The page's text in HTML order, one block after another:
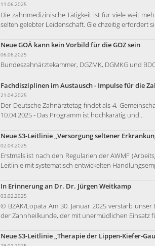
11.06.2025
Die zahnmedizinische Tätigkeit ist für viele weit
selten gelebter Leidenschaft. Gleichzeitig erfordert
Neue GOÄ kann kein Vorbild für die GOZ sein
06.06.2025
Bundeszahnärztekammer, DGZMK, DGMKG und
Fachdisziplinen im Austausch - Impulse für die
21.04.2025
Der Deutsche Zahnärztetag findet als 4.
10.04.2025 - Das Programm ist hochkarätig und...
Neue S3-Leitlinie „Versorgung seltener
02.04.2025
Erstmals ist nach den Regularien der AWMF
Leitlinie mit systematisch entwickelten
In Erinnerung an Dr. Dr. Jürgen Weitkamp
03.02.2025
© BZÄK/Lopata Am 30. Januar 2025 verstarb
der Zahnheilkunde, der mit unermüdlichen Einsatz
Neue S3-Leitlinie „Therapie der Lippen-Kiefer-